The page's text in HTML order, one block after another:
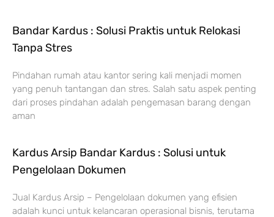
Bandar Kardus : Solusi Praktis untuk Relokasi
Tanpa Stres
Pindahan rumah atau kantor sering kali menjadi momen
yang penuh tantangan dan stres. Salah satu aspek penting
dari proses pindahan adalah pengemasan barang dengan
aman
Kardus Arsip Bandar Kardus : Solusi untuk
Pengelolaan Dokumen
Jual Kardus Arsip – Pengelolaan dokumen yang efisien
adalah kunci untuk kelancaran operasional bisnis, terutama